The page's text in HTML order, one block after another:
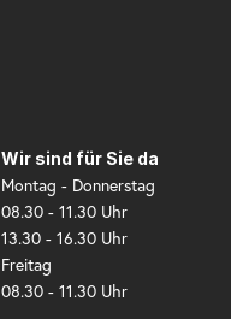
Wir sind für Sie da
Montag - Donnerstag
08.30 - 11.30 Uhr
13.30 - 16.30 Uhr
Freitag
08.30 - 11.30 Uhr